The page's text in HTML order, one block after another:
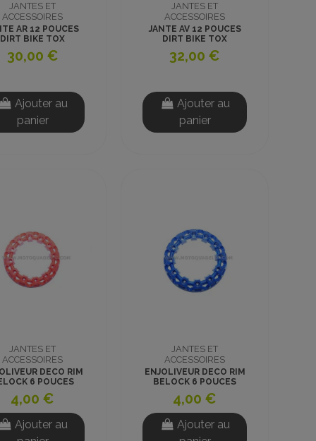
JANTES ET
ACCESSOIRES
AR 12 POUCES
DIRT BIKE TOX
30,00 €
Ajouter au
panier
JANTES ET
ACCESSOIRES
JANTE AV 12 POUCES
DIRT BIKE TOX
32,00 €
Ajouter au
panier
JANTES ET
ACCESSOIRES
DECO RIM
6 POUCES
ROUGE
4,00 €
Ajouter au
JANTES ET
ACCESSOIRES
ENJOLIVEUR DECO RIM
BELOCK 6 POUCES
4,00 €
Ajouter au